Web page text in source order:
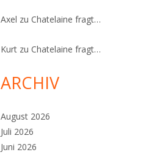
Axel zuChatelaine fragt…
Kurt zuChatelaine fragt…
ARCHIV
August 2026
Juli 2026
Juni 2026